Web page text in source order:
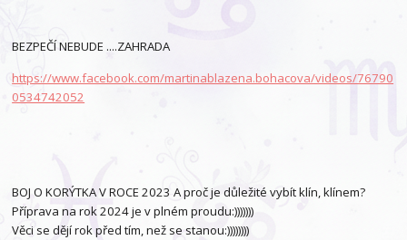
BEZPEČÍ NEBUDE ....ZAHRADA
https://www.facebook.com/martinablazena.bohacova/videos/76790
0534742052
BOJ O KORÝTKA V ROCE 2023 A proč je důležité vybít klín, klínem?
Příprava na rok 2024 je v plném proudu:)))))))
Věci se dějí rok před tím, než se stanou:))))))))